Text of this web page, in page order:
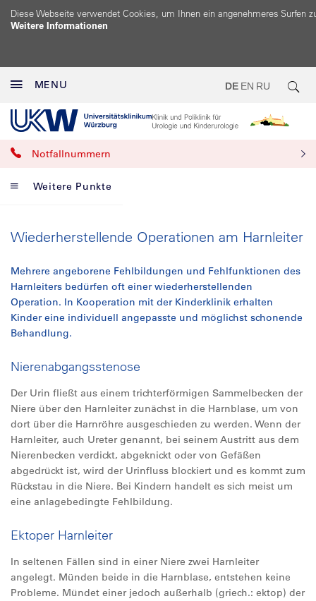
Diese Webseite verwendet Cookies, um Ihnen ein angenehmeres Surfen
Weitere Informationen
MENU DE EN RU
Notfallnummern
Weitere Punkte
Wiederherstellende Operationen am Harnleiter
Mehrere angeborene Fehlbildungen und Fehlfunktionen des
Harnleiters bedürfen oft einer wiederherstellenden
Operation. In Kooperation mit der Kinderklinik erhalten
Kinder eine individuell angepasste und möglichst schonende
Behandlung.
Nierenabgangsstenose
Der Urin fließt aus einem trichterförmigen Sammelbecken der
Niere über den Harnleiter zunächst in die Harnblase, um von
dort über die Harnröhre ausgeschieden zu werden. Wenn der
Harnleiter, auch Ureter genannt, bei seinem Austritt aus dem
Nierenbecken verdickt, abgeknickt oder von Gefäßen
abgedrückt ist, wird der Urinfluss blockiert und es kommt zum
Rückstau in die Niere. Bei Kindern handelt es sich meist um
eine anlagebedingte Fehlbildung.
Ektoper Harnleiter
In seltenen Fällen sind in einer Niere zwei Harnleiter
angelegt. Münden beide in die Harnblase, entstehen keine
Probleme. Mündet einer jedoch außerhalb (griech.: ektop) der